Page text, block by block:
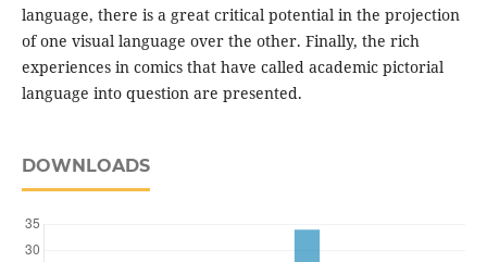
language, there is a great critical potential in the projection
of one visual language over the other. Finally, the rich
experiences in comics that have called academic pictorial
language into question are presented.
DOWNLOADS